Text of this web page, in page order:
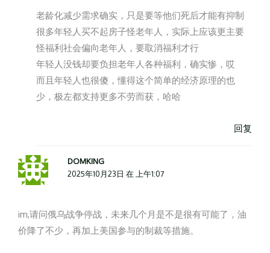
老龄化减少需求确实，只是要等他们死后才能有抑制
很多年轻人买不起房子怪老年人，实际上应该更主要
怪福利社会偏向老年人，要取消福利才行
年轻人没钱却要负担老年人各种福利，确实惨，哎
而且年轻人也很傻，懂得这个简单的经济原理的也
少，极左都支持更多不劳而获，哈哈
回复
DOMKING
2025年10月23日 在 上午1:07
im,请问俄乌战争停战，未来几个月是不是很有可能了，油
价降了不少，再加上美国参与的制裁等措施。